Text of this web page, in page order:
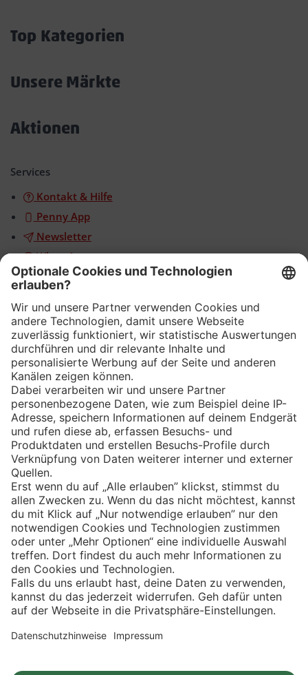
Top Kategorien
Unsere Märkte
Aktionen
Services
Kontakt & Hilfe
Penny App
Newsletter
WhatsApp
App
Eishockey
Impressum
Privatsphäre-Einstellungen